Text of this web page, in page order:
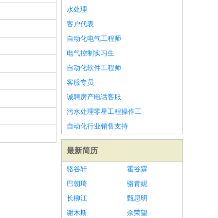
水处理
客户代表
自动化电气工程师
电气控制实习生
自动化软件工程师
客服专员
诚聘房产电话客服
污水处理零星工程操作工
自动化行业销售支持
最新简历
骆谷轩
霍谷霖
巴朝琦
骆青妮
长柳江
甄思明
谢木斯
佘荣望